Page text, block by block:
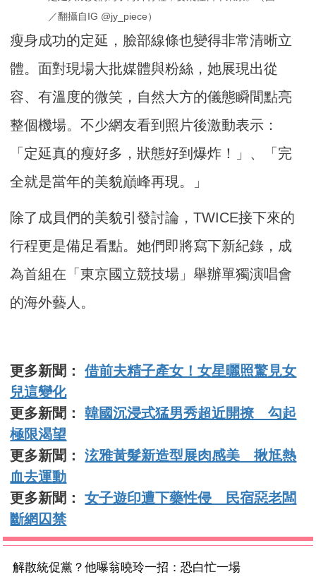
／翻攝自IG @jy_piece）
瘦身成功的定延，臉部線條也變得非常清晰立
體。面對現場大批媒體與粉絲，她展現出從
容、有溫度的微笑，自然大方的儀態瞬間點亮
整個機場。不少網友看到照片後激動表示：
「定延真的瘦好多，狀態好到爆炸！」、「完
全就是當年的美貌巔峰再現。」
除了成員們的美貌引發討論，TWICE接下來的
行程更是備足看點。她們即將寫下新紀錄，成
為首組在「東京國立競技場」舉辦單獨演唱會
的海外藝人。
更多新聞：借前夫精子產女！女星曬照驚見女
兒這變化
更多新聞：韓國沉浸式猛男秀超近開撩 勾起
極限渴望
更多新聞：泫雅黃髮新造型展肉感美 揪尪熱
血去運動
更多新聞：女子遊印遭下藥性侵 民宿惡老闆
斷網囚禁
解散統促黨？他曝翁曉玲一招：恐白忙一場